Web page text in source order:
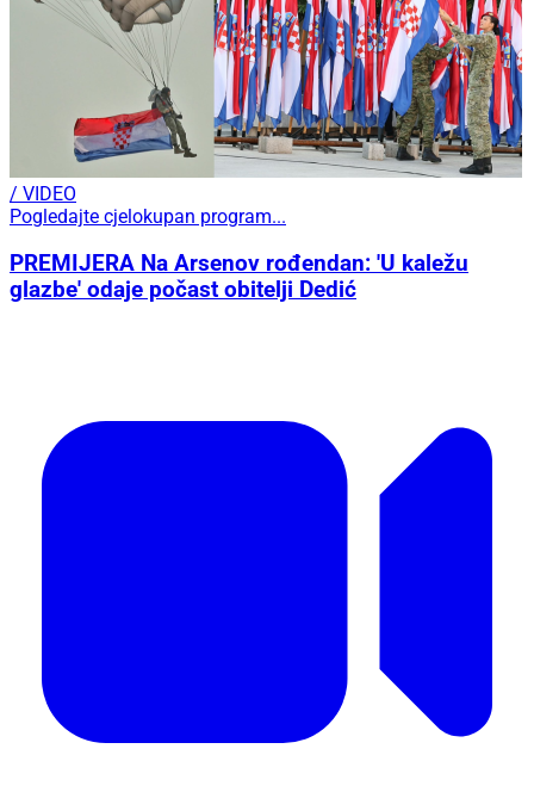
/ VIDEO
Pogledajte cjelokupan program...
PREMIJERA Na Arsenov rođendan: 'U kaležu
glazbe' odaje počast obitelji Dedić